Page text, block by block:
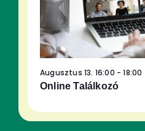
Online Találkozó
Augusztus 13. 16:00 -18:00